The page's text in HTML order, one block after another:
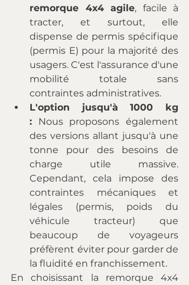
remorque 4x4 agile, facile à
tracter, et surtout, elle
dispense de permis spécifique
(permis E) pour la majorité des
usagers. C'est l'assurance d'une
mobilité totale sans
contraintes administratives.
L'option jusqu'à 1000 kg
: Nous proposons également
des versions allant jusqu'à une
tonne pour des besoins de
charge utile massive.
Cependant, cela impose des
contraintes mécaniques et
légales (permis, poids du
véhicule tracteur) que
beaucoup de voyageurs
préfèrent éviter pour garder de
la fluidité en franchissement.
En choisissant la remorque 4x4